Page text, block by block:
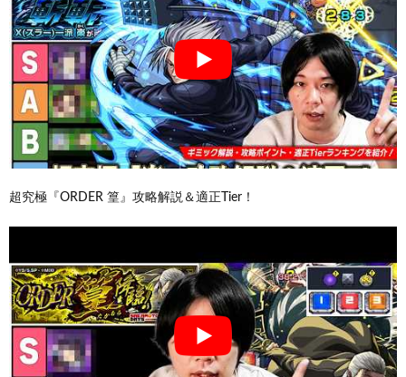
超究極『ORDER 篁』攻略解説＆適正Tier！